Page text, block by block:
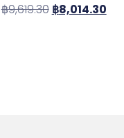
฿9,619.30 ฿8,014.30